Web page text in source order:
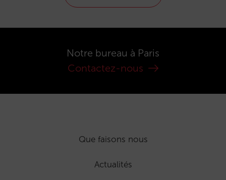
Notre bureau à Paris
Contactez-nous
Que faisons nous
Actualités